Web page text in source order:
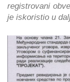
registrovani
je iskoristio u